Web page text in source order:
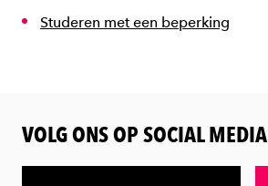
Studeren met een beperking
VOLG ONS OP SOCIAL MEDIA